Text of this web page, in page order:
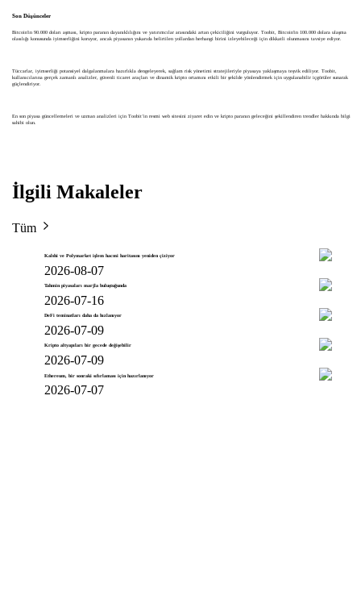
Son Düşünceler
Bitcoin'in 90.000 doları aşması, kripto paranın dayanıklılığını ve yatırımcılar arasındaki artan çekiciliğini vurguluyor. Toobit, Bitcoin'in 100.000 dolara ulaşma
olasılığı konusunda iyimserliğini koruyor, ancak piyasanın yukarıda belirtilen yollardan herhangi birini izleyebileceği için dikkatli olunmasını tavsiye ediyor.
Tüccarlar, iyimserliği potansiyel dalgalanmalara hazırlıkla dengeleyerek, sağlam risk yönetimi stratejileriyle piyasaya yaklaşmaya teşvik ediliyor. Toobit,
kullanıcılarına gerçek zamanlı analizler, güvenli ticaret araçları ve dinamik kripto ortamını etkili bir şekilde yönlendirmek için uygulanabilir içgörüler sunarak
güçlendiriyor.
En son piyasa güncellemeleri ve uzman analizleri için Toobit’in resmi web sitesini ziyaret edin ve kripto paranın geleceğini şekillendiren trendler hakkında bilgi
sahibi olun.
İlgili Makaleler
Tüm
Kalshi ve Polymarket işlem hacmi haritasını yeniden çiziyor
2026-08-07
Tahmin piyasaları marjla buluştuğunda
2026-07-16
DeFi teminatları daha da hızlanıyor
2026-07-09
Kripto altyapıları bir gecede değişebilir
2026-07-09
Ethereum, bir sonraki sıfırlaması için hazırlanıyor
2026-07-07